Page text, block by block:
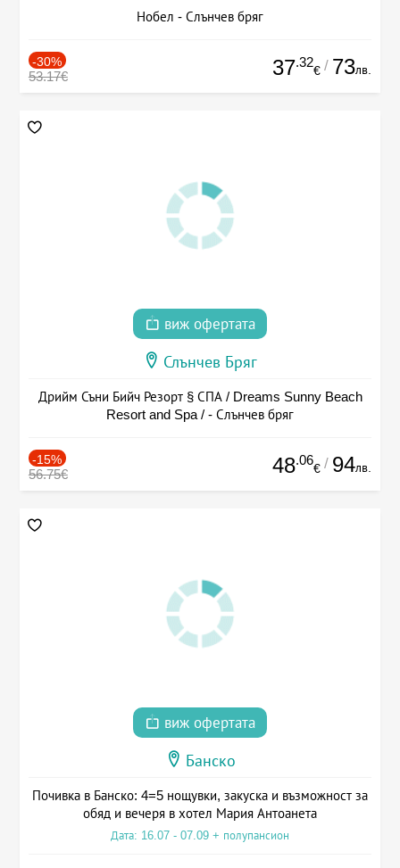
Нобел - Слънчев бряг
-30%
53.17€ 37.32
€ / 73лв.
виж офертата
Слънчев Бряг
Дрийм Съни Бийч Резорт § СПА / Dreams Sunny Beach
Resort and Spa / - Слънчев бряг
-15%
56.75€ 48.06
€ / 94лв.
виж офертата
Банско
Почивка в Банско: 4=5 нощувки, закуска и възможност за
обяд и вечеря в хотел Мария Антоанета
Дата: 16.07 - 07.09 + полупансион